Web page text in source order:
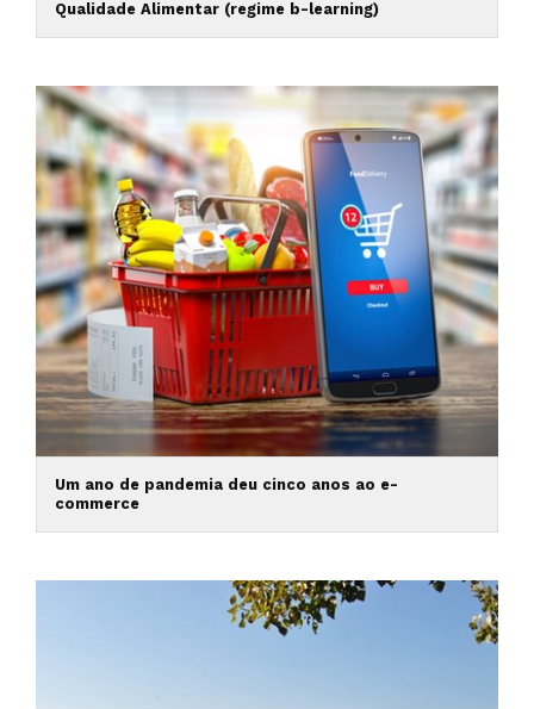
Qualidade Alimentar (regime b-learning)
Um ano de pandemia deu cinco anos ao e-
commerce